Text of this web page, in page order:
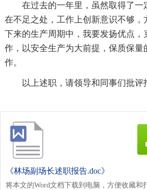
在过去的一年里，虽然取得了一
在不足之处，工作上创新意识不够，
下来的生产周期中，我要发扬优点，
作，以安全生产为大前提，保质保量
作。
以上述职，请领导和同事们批评
《林场副场长述职报告.doc》
将本文的Word文档下载到电脑，方便收藏和